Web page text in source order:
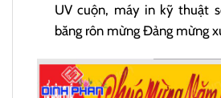
UV cuộn, máy in kỹ thuật
băng rôn mừng Đảng mừng